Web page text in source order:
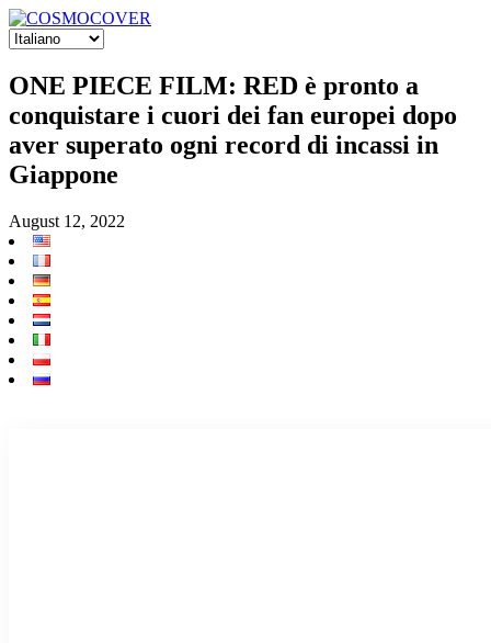
ONE PIECE FILM: RED è pronto a
conquistare i cuori dei fan europei dopo
aver superato ogni record di incassi in
Giappone
August 12, 2022